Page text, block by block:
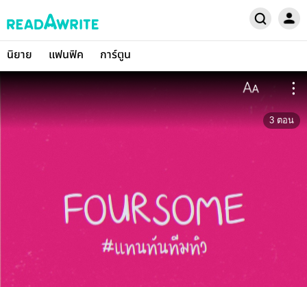
นิยาย แฟนฟิค การ์ตูน
3 ตอน